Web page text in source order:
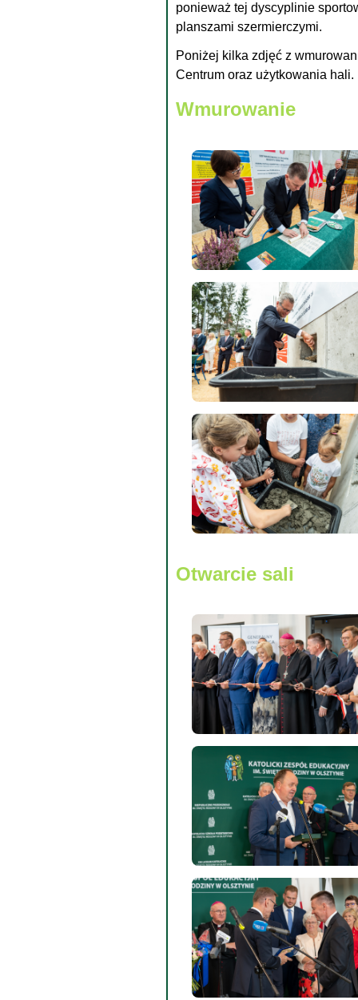
ponieważ tej dyscyplinie
planszami szermierczymi.
Poniżej kilka zdjęć z
Centrum oraz użytkowania hali.
Wmurowanie
Otwarcie sali